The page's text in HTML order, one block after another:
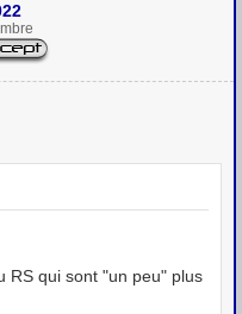
RS qui sont "un peu" plus